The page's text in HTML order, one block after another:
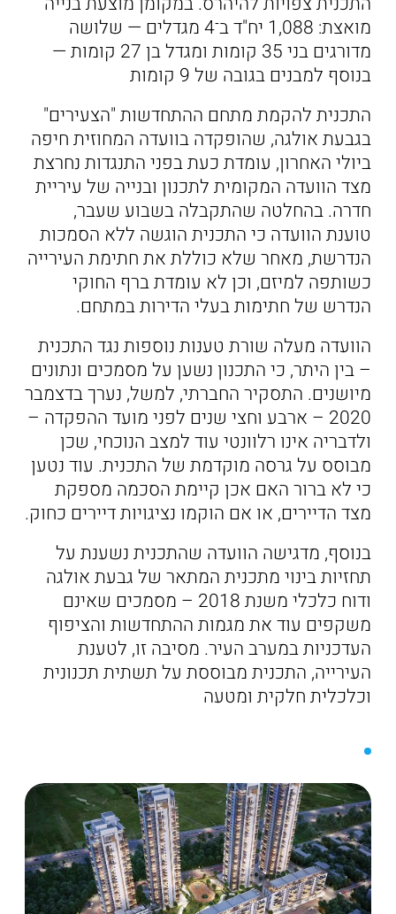
מואצת: 1,088 יח"ד ב־4 מגדלים — שלושה
מדורגים בני 35 קומות ומגדל בן 27 קומות —
בנוסף למבנים בגובה של 9 קומות
התכנית להקמת מתחם ההתחדשות "הצעירים"
בגבעת אולגה, שהופקדה בוועדה המחוזית חיפה
ביולי האחרון, עומדת כעת בפני התנגדות נחרצת
מצד הוועדה המקומית לתכנון ובנייה של עיריית
חדרה. בהחלטה שהתקבלה בשבוע שעבר,
טוענת הוועדה כי התכנית הוגשה ללא הסמכות
הנדרשת, מאחר שלא כוללת את חתימת העירייה
כשותפה למיזם, וכן לא עומדת ברף החוקי
הנדרש של חתימות בעלי הדירות במתחם.
הוועדה מעלה שורת טענות נוספות נגד התכנית
– בין היתר, כי התכנון נשען על מסמכים ונתונים
מיושנים. התסקיר החברתי, למשל, נערך בדצמבר
2020 – ארבע וחצי שנים לפני מועד ההפקדה –
ולדבריה אינו רלוונטי עוד למצב הנוכחי, שכן
מבוסס על גרסה מוקדמת של התכנית. עוד נטען
כי לא ברור האם אכן קיימת הסכמה מספקת
מצד הדיירים, או אם הוקמו נציגויות דיירים כחוק.
בנוסף, מדגישה הוועדה שהתכנית נשענת על
תחזיות בינוי מתכנית המתאר של גבעת אולגה
ודוח כלכלי משנת 2018 – מסמכים שאינם
משקפים עוד את מגמות ההתחדשות והציפוף
העדכניות במערב העיר. מסיבה זו, לטענת
העירייה, התכנית מבוססת על תשתית תכנונית
וכלכלית חלקית ומטעה